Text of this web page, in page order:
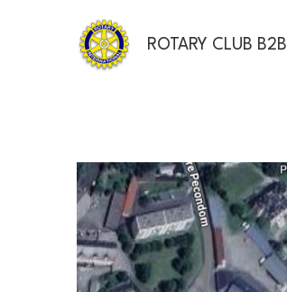
ROTARY CLUB B2B